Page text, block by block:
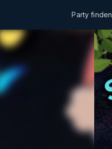
Party finden